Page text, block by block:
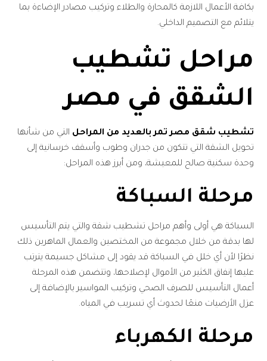
بكافة الأعمال اللازمة كالمحارة والطلاء وتركيب مصادر الإضاءة بما
يتلائم مع التصميم الداخلي.
مراحل تشطيب
الشقق في مصر
تشطيب شقق مصر تمر بالعديد من المراحل التي من شأنها
تحويل الشقة التي تتكون من جدران وطوب وأسقف خرسانية إلى
وحدة سكنية صالح للمعيشة، ومن أبرز هذه المراحل:
مرحلة السباكة
السباكة هي أولى وأهم مراحل تشطيب شقة والتي يتم التأسيس
لها بدقة من خلال مجموعة من المختصين والعمال الماهرين ذلك
نظرًا لأن أي خلل في السباكة قد يقود إلى مشاكل جسيمة يترتب
عليها إنفاق الكثير من الأموال لإصلاحها، وتتضمن هذه المرحلة
أعمال التأسيس للصرف الصحي وتركيب المواسير بالإضافة إلى
عزل الأرضيات منعًا لحدوث أي تسريب في المياه.
مرحلة الكهرباء